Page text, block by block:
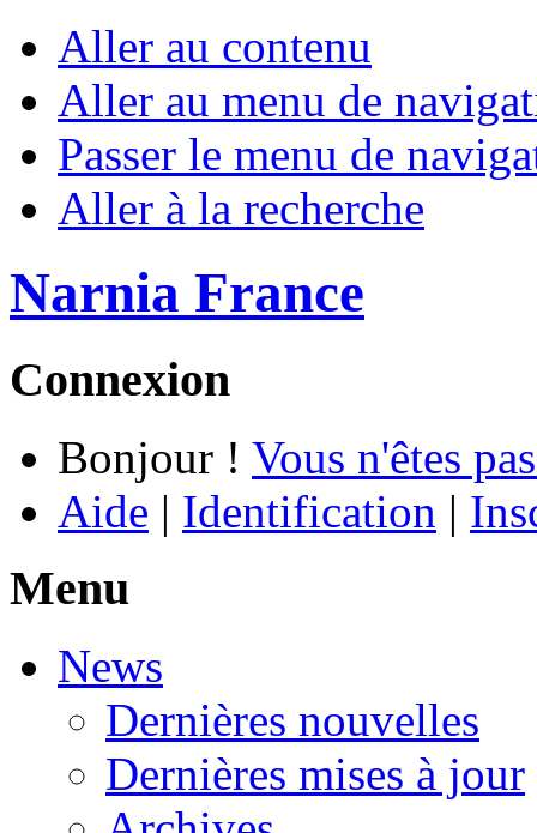
Aller au contenu
Aller au menu de
Passer le menu de
Aller à la recherche
Narnia France
Connexion
Bonjour ! Vous n'êtes
Aide | Identification |
Menu
News
Dernières nouvelles
Dernières mises à jour